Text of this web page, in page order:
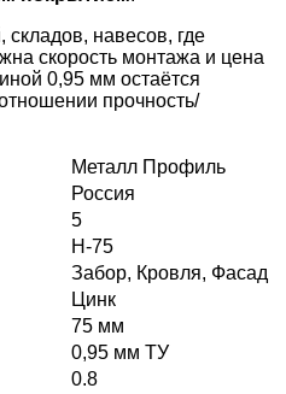
навесов, где
скорость монтажа и цена
0,95 мм остаётся
прочность/
Металл Профиль
Россия
5
Н-75
Забор, Кровля, Фасад
Цинк
75 мм
0,95 мм ТУ
0.8